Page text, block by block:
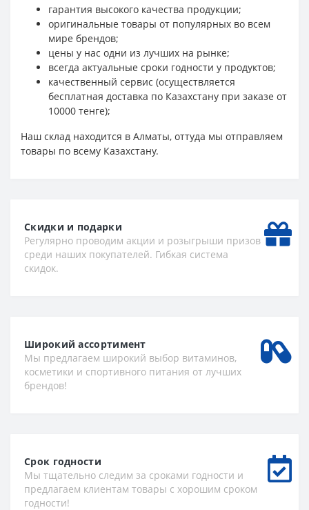
гарантия высокого качества продукции;
оригинальные товары от популярных во всем
мире брендов;
цены у нас одни из лучших на рынке;
всегда актуальные сроки годности у продуктов;
качественный сервис (осуществляется
бесплатная доставка по Казахстану при заказе от
10000 тенге);
Наш склад находится в Алматы, оттуда мы отправляем
товары по всему Казахстану.
Скидки и подарки
Регулярно проводим акции и розыгрыши призов
среди наших покупателей. Гибкая система
скидок.
Широкий ассортимент
Мы предлагаем широкий выбор витаминов,
косметики и спортивного питания от лучших
брендов!
Срок годности
Мы тщательно следим за сроками годности и
предлагаем клиентам товары с хорошим сроком
годности!